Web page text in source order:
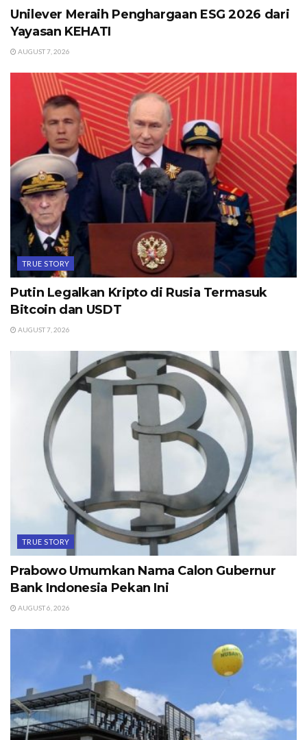
Unilever Meraih Penghargaan ESG 2026 dari
Yayasan KEHATI
AUGUST 7, 2026
TRUE STORY
Putin Legalkan Kripto di Rusia Termasuk
Bitcoin dan USDT
AUGUST 7, 2026
TRUE STORY
Prabowo Umumkan Nama Calon Gubernur
Bank Indonesia Pekan Ini
AUGUST 6, 2026